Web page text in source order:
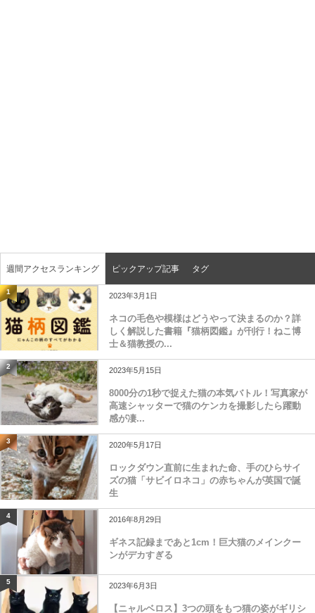
週間アクセスランキング ピックアップ記事 タグ
1 2023年3月1日
ネコの毛色や模様はどうやって決まるのか？詳
しく解説した書籍『猫柄図鑑』が刊行！ねこ博
士＆猫教授の...
2 2023年5月15日
8000分の1秒で捉えた猫の本気バトル！写真家が
高速シャッターで猫のケンカを撮影したら躍動
感が凄...
3 2020年5月17日
ロックダウン直前に生まれた命、手のひらサイ
ズの猫「サビイロネコ」の赤ちゃんが英国で誕
生
4 2016年8月29日
ギネス記録まであと1cm！巨大猫のメインクー
ンがデカすぎる
5 2023年6月3日
【ニャルベロス】3つの頭をもつ猫の姿がギリシ